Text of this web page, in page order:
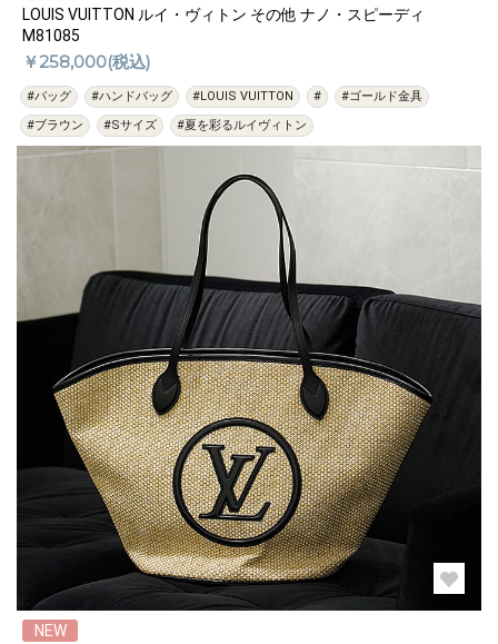
LOUIS VUITTON ルイ・ヴィトン その他 ナノ・スピーディ
M81085
￥258,000(税込)
#バッグ #ハンドバッグ #LOUIS VUITTON #
#ゴールド金具
#ブラウン
#Sサイズ #夏を彩るルイヴィトン
NEW